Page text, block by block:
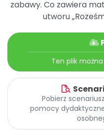
Pomoc
Promocje
zabawy. Co zawiera
utworu
Ten plik
Pobierz
pomocy